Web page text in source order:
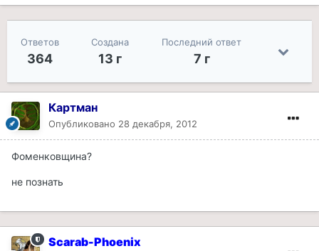
Ответов
364
Создана
13 г
Последний ответ
7 г
Картман
Опубликовано 28 декабря, 2012
Фоменковщина?
не познать
Scarab-Phoenix